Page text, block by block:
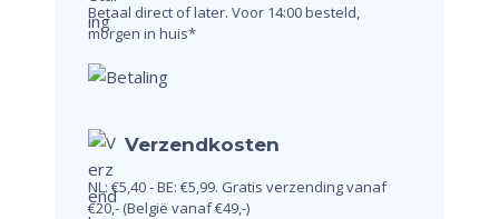
Betaal direct of later. Voor 14:00 besteld,
morgen in huis*
Verzendkosten
NL: €5,40 - BE: €5,99. Gratis verzending vanaf
€20,- (België vanaf €49,-)